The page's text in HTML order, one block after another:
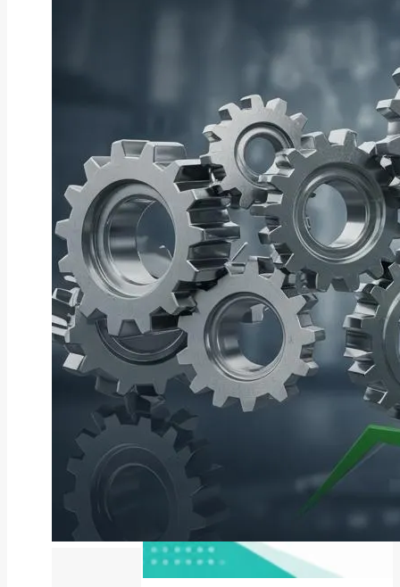
ファクタリング
ファクタリングとは？仕組み・メ
リット・注意点と...
2026年8月6日